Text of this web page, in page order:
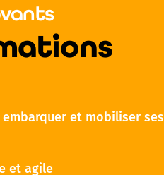
et mobiliser ses
et agile